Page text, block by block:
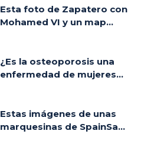
Esta foto de Zapatero con
Mohamed VI y un map...
¿Es la osteoporosis una
enfermedad de mujeres...
Estas imágenes de unas
marquesinas de SpainSa...